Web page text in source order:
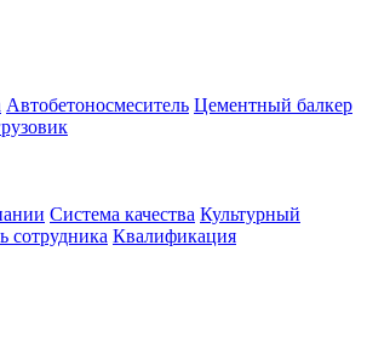
Автобетоносмеситель Цементный балкер
Система качества Культурный
сотрудника Квалификация